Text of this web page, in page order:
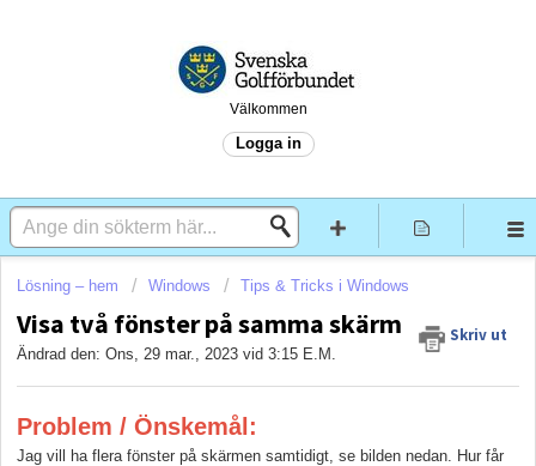
Välkommen
Logga in
Lösning – hem Windows Tips & Tricks i Windows
Visa två fönster på samma skärm Skriv ut
Ändrad den: Ons, 29 mar., 2023 vid 3:15 E.M.
Problem / Önskemål:
Jag vill ha flera fönster på skärmen samtidigt, se bilden nedan. Hur får